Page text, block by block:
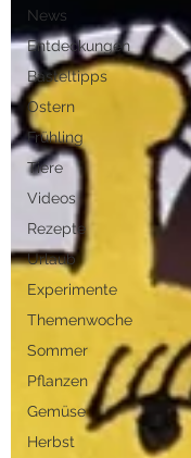
News
Entdeckungen
Basteltipps
Ostern
Frühling
Tiere
Videos
Rezepte
Urlaub
Experimente
Themenwoche
Sommer
Pflanzen
Gemüse
Herbst